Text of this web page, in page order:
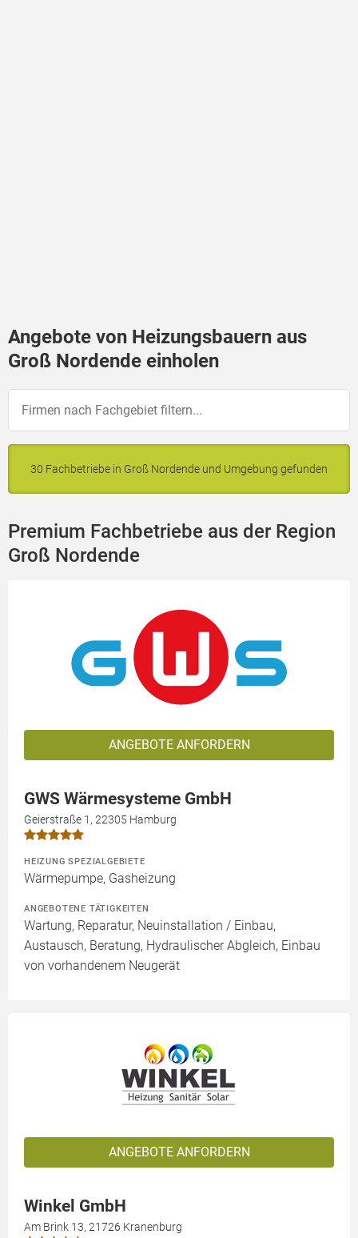
Angebote von Heizungsbauern aus
Groß Nordende einholen
30 Fachbetriebe in Groß Nordende und Umgebung gefunden
Premium Fachbetriebe aus der Region
Groß Nordende
ANGEBOTE ANFORDERN
GWS Wärmesysteme GmbH
Geierstraße 1, 22305 Hamburg
HEIZUNG SPEZIALGEBIETE
Wärmepumpe, Gasheizung
ANGEBOTENE TÄTIGKEITEN
Wartung, Reparatur, Neuinstallation / Einbau,
Austausch, Beratung, Hydraulischer Abgleich, Einbau
von vorhandenem Neugerät
ANGEBOTE ANFORDERN
Winkel GmbH
Am Brink 13, 21726 Kranenburg